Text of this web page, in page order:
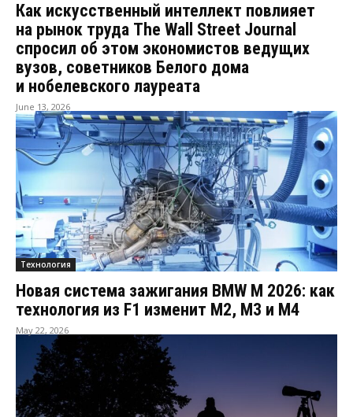
Как искусственный интеллект повлияет
на рынок труда The Wall Street Journal
спросил об этом экономистов ведущих
вузов, советников Белого дома
и нобелевского лауреата
June 13, 2026
Технология
Новая система зажигания BMW M 2026: как
технология из F1 изменит M2, M3 и M4
May 22, 2026